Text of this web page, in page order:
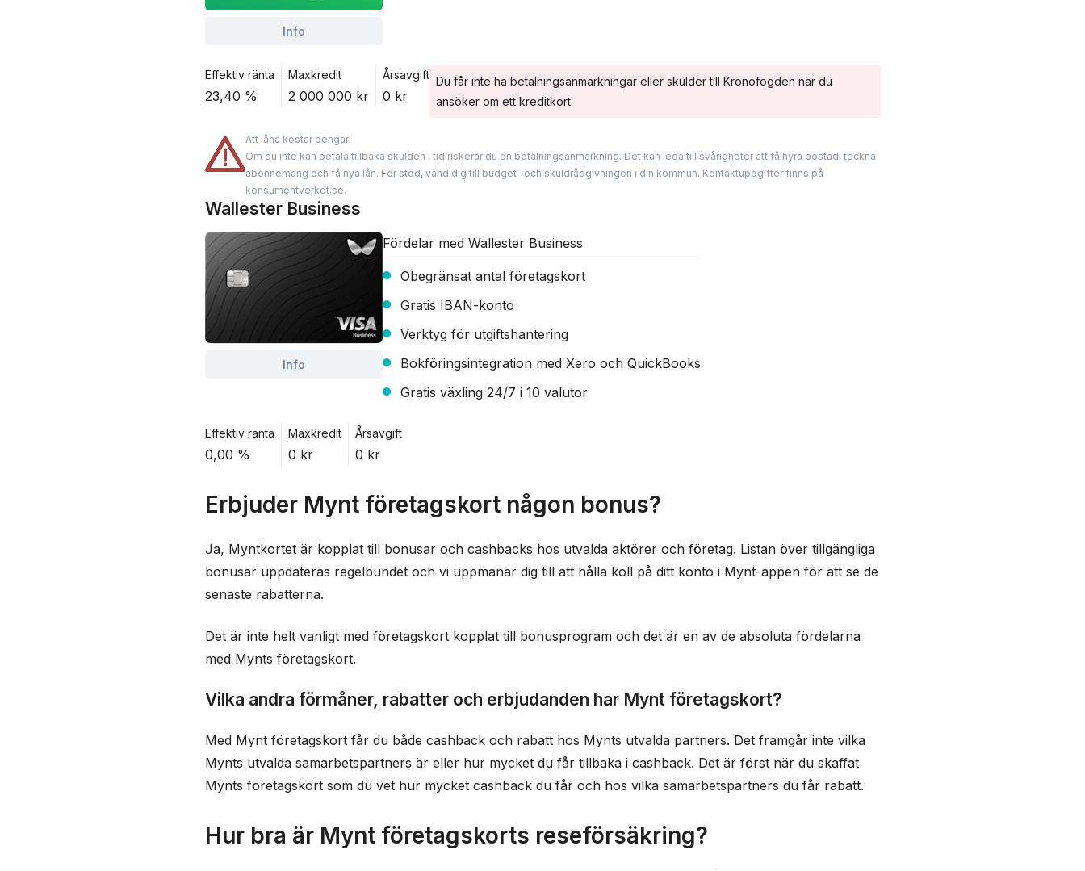
Info
Effektiv ränta
23,40 %
Maxkredit
2 000 000 kr
Årsavgift
0 kr
Du får inte ha betalningsanmärkningar eller skulder till Kronofogden när du
ansöker om ett kreditkort.
Att låna kostar pengar!
Om du inte kan betala tillbaka skulden i tid riskerar du en betalningsanmärkning. Det kan leda till svårigheter att få hyra bostad, teckna
abonnemang och få nya lån. För stöd, vänd dig till budget- och skuldrådgivningen i din kommun. Kontaktuppgifter finns på
konsumentverket.se.
Wallester Business
Info
Fördelar med Wallester Business
Obegränsat antal företagskort
Gratis IBAN-konto
Verktyg för utgiftshantering
Bokföringsintegration med Xero och QuickBooks
Gratis växling 24/7 i 10 valutor
Effektiv ränta
0,00 %
Maxkredit
0 kr
Årsavgift
0 kr
Erbjuder Mynt företagskort någon bonus?
Ja, Myntkortet är kopplat till bonusar och cashbacks hos utvalda aktörer och företag. Listan över tillgängliga
bonusar uppdateras regelbundet och vi uppmanar dig till att hålla koll på ditt konto i Mynt-appen för att se de
senaste rabatterna.
Det är inte helt vanligt med företagskort kopplat till bonusprogram och det är en av de absoluta fördelarna
med Mynts företagskort.
Vilka andra förmåner, rabatter och erbjudanden har Mynt företagskort?
Med Mynt företagskort får du både cashback och rabatt hos Mynts utvalda partners. Det framgår inte vilka
Mynts utvalda samarbetspartners är eller hur mycket du får tillbaka i cashback. Det är först när du skaffat
Mynts företagskort som du vet hur mycket cashback du får och hos vilka samarbetspartners du får rabatt.
Hur bra är Mynt företagskorts reseförsäkring?